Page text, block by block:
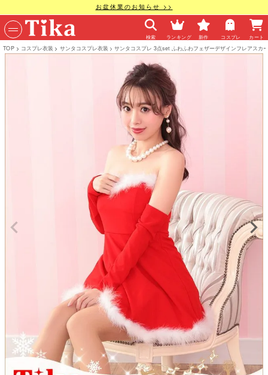
お盆休業のお知らせ >>
検索 ランキング 新作 コスプレ カート
TOP コスプレ衣装 サンタコスプレ衣装 サンタコスプレ 3点set ふわふわフェザーデザインフレアスカ